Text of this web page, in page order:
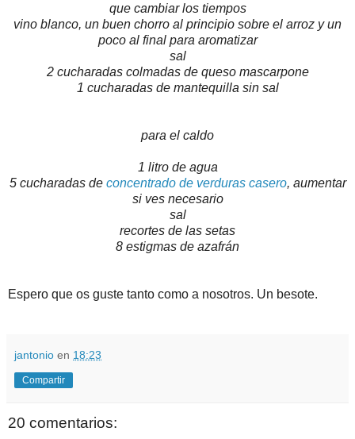
que cambiar los tiempos
vino blanco, un buen chorro al principio sobre el arroz y un
poco al final para aromatizar
sal
2 cucharadas colmadas de queso mascarpone
1 cucharadas de mantequilla sin sal
para el caldo
1 litro de agua
5 cucharadas de concentrado de verduras casero, aumentar
si ves necesario
sal
recortes de las setas
8 estigmas de azafrán
Espero que os guste tanto como a nosotros. Un besote.
jantonio en 18:23
Compartir
20 comentarios: